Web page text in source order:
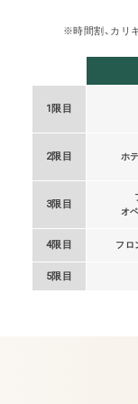
※時間割、カリ
1限目
2限目 ホ
3限目
オ
4限目 フロ
5限目